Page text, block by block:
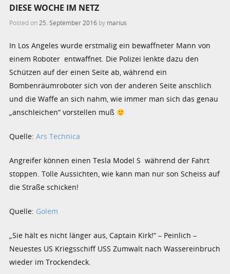
DIESE WOCHE IM NETZ
Posted on25. September 2016 by marius
In Los Angeles wurde erstmalig ein bewaffneter Mann von
einem Roboter entwaffnet. Die Polizei lenkte dazu den
Schützen auf der einen Seite ab, während ein
Bombenräumroboter sich von der anderen Seite anschlich
und die Waffe an sich nahm, wie immer man sich das genau
„anschleichen“ vorstellen muß
Quelle:Ars Technica
Angreifer können einen Tesla Model S während der Fahrt
stoppen. Tolle Aussichten, wie kann man nur son Scheiss auf
die Straße schicken!
Quelle: Golem
„Sie hält es nicht länger aus, Captain Kirk!“ – Peinlich –
Neuestes US Kriegsschiff USS Zumwalt nach Wassereinbruch
wieder im Trockendeck.